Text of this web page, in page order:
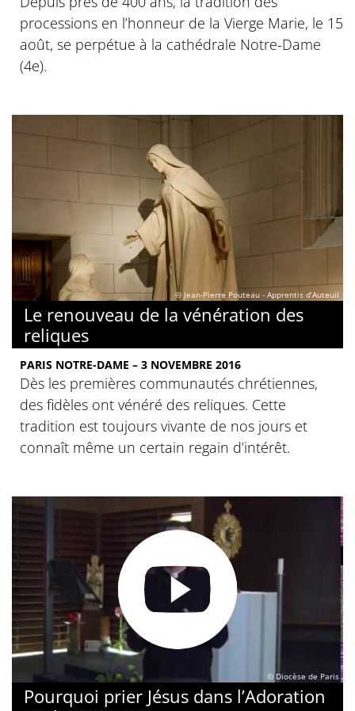
processions en l’honneur de la Vierge Marie, le 15
août, se perpétue à la cathédrale Notre-Dame
(4e).
© Jean-Pierre Pouteau - Apprentis d’Auteuil
Le renouveau de la vénération des
reliques
PARIS NOTRE-DAME – 3 NOVEMBRE 2016
Dès les premières communautés chrétiennes,
des fidèles ont vénéré des reliques. Cette
tradition est toujours vivante de nos jours et
connaît même un certain regain d’intérêt.
© Diocèse de Paris
Pourquoi prier Jésus dans l’Adoration